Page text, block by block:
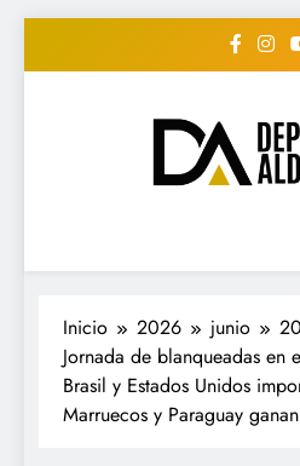
•
Digital"
Inicio 2026 junio
20
Jornada de blanqueadas
Brasil y Estados Unidos
Marruecos y Paraguay